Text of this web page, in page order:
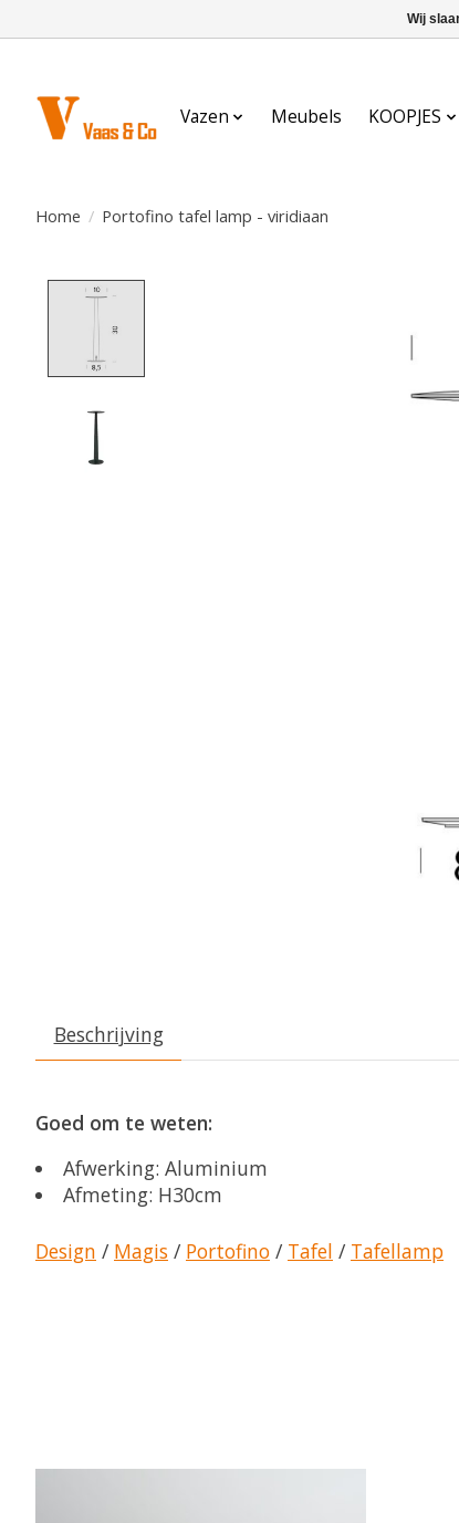
Vazen Meubels KOOPJES
Home / Portofino tafel lamp - viridiaan
Beschrijving
Goed om te weten:
Afwerking: Aluminium
Afmeting: H30cm
Design / Magis / Portofino / Tafel / Tafellamp
Wij